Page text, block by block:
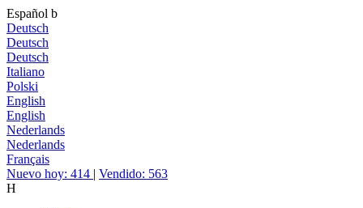
Español b
Deutsch
Deutsch
Deutsch
Italiano
Polski
English
English
Nederlands
Nederlands
Français
Nuevo hoy: 414 | Vendido: 563
H